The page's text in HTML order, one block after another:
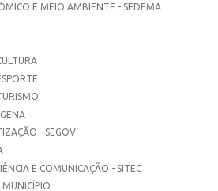
E MEIO AMBIENTE - SEDEMA
- SEGOV
E COMUNICAÇÃO - SITEC
MUNICÍPIO